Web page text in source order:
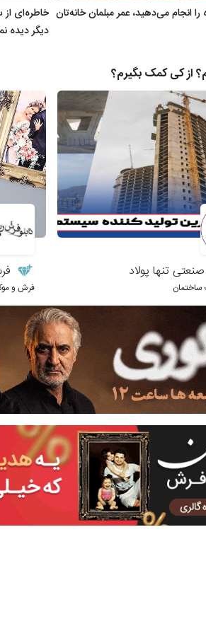
7 اشتباه را انجام می‌دهید، عمر مبلمان خانه‌تان خاطره‌ای از
دیگر دیده
از کی کمک بگیرم؟
تنها پولاد
ساختمان فرش و